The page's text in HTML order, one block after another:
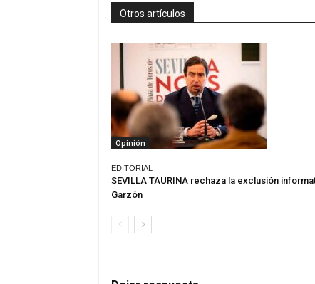
Otros artículos
Opinión
EDITORIAL
SEVILLA TAURINA rechaza la exclusión
Garzón